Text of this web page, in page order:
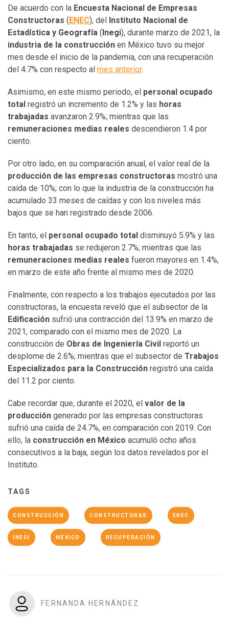
De acuerdo con la Encuesta Nacional de Empresas
Constructoras (ENEC), del Instituto Nacional de
Estadística y Geografía (Inegi), durante marzo de 2021, la
industria de la construcción en México tuvo su mejor
mes desde el inicio de la pandemia, con una recuperación
del 4.7% con respecto al mes anterior.
Asimismo, en este mismo periodo, el personal ocupado
total registró un incremento de 1.2% y las horas
trabajadas avanzaron 2.9%; mientras que las
remuneraciones medias reales descendieron 1.4 por
ciento.
Por otro lado, en su comparación anual, el valor real de la
producción de las empresas constructoras mostró una
caída de 10%; con lo que la industria de la construcción ha
acumulado 33 meses de caídas y con los niveles más
bajos que se han registrado desde 2006.
En tanto, el personal ocupado total disminuyó 5.9% y las
horas trabajadas se redujeron 2.7%; mientras que las
remuneraciones medias reales fueron mayores en 1.4%,
en marzo de este año frente al mismo mes de 2020.
Finalmente, con respecto a los trabajos ejecutados por las
constructoras, la encuesta reveló que el subsector de la
Edificación sufrió una contracción del 13.9% en marzo de
2021, comparado con el mismo mes de 2020. La
construcción de Obras de Ingeniería Civil reportó un
desplome de 2.6%; mientras que el subsector de Trabajos
Especializados para la Construcción registró una caída
del 11.2 por ciento.
Cabe recordar que, durante el 2020, el valor de la
producción generado por las empresas constructoras
sufrió una caída de 24.7%, en comparación con 2019. Con
ello, la construcción en México acumuló ocho años
consecutivos a la baja, según los datos revelados por el
Instituto.
TAGS
CONSTRUCCIÓN CONSTRUCTORAS ENEC
INEGI MÉXICO RECUPERACIÓN
FERNANDA HERNÁNDEZ